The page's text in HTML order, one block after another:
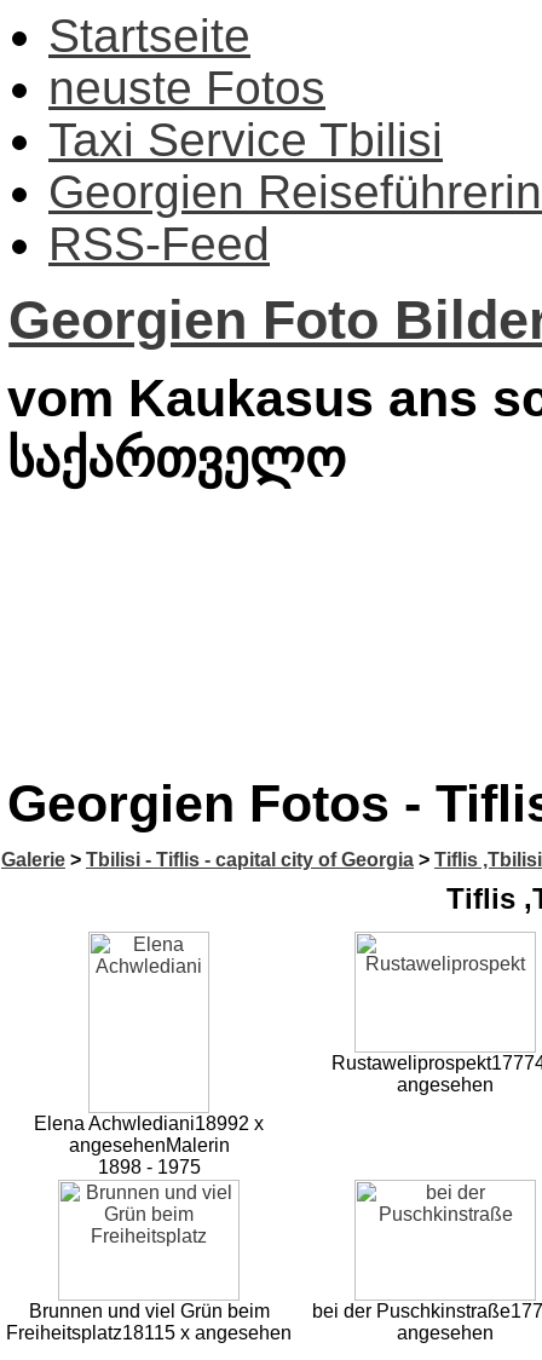
Startseite
neuste Fotos
Taxi Service Tbilisi
Georgien Reiseführerin
RSS-Feed
Georgien Foto
vom Kaukasus ans
საქართველო
Georgien Fotos -
Galerie > Tbilisi - Tiflis - capital city of Georgia > Tiflis
Tiflis
Elena Achwlediani18992 x
angesehenMalerin
1898 - 1975
Rustaweliprospekt
angesehen
Brunnen und viel Grün beim
Freiheitsplatz18115 x angesehen
bei der Puschkinstraße
angesehen